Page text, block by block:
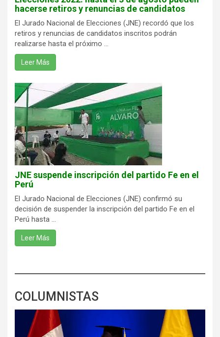
hacerse retiros y renuncias de candidatos
El Jurado Nacional de Elecciones (JNE) recordó que los
retiros y renuncias de candidatos inscritos podrán
realizarse hasta el próximo ...
Leer Más
JNE suspende inscripción del partido Fe en el
Perú
El Jurado Nacional de Elecciones (JNE) confirmó su
decisión de suspender la inscripción del partido Fe en el
Perú hasta ...
Leer Más
COLUMNISTAS